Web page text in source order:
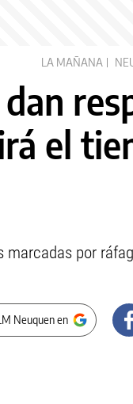
LA MAÑANA
el
marcadas por
Neuquen en